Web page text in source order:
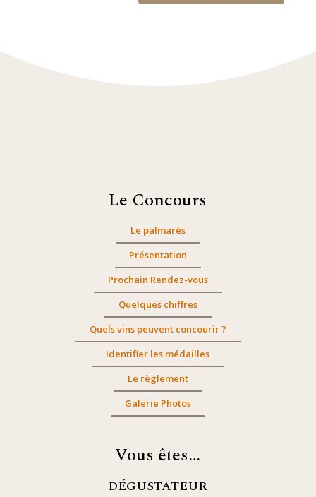
Le Concours
Le palmarès
Présentation
Prochain Rendez-vous
Quelques chiffres
Quels vins peuvent concourir ?
Identifier les médailles
Le règlement
Galerie Photos
Vous êtes…
DÉGUSTATEUR